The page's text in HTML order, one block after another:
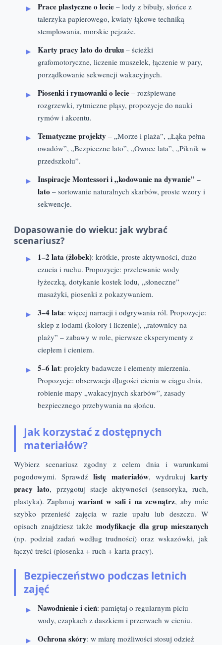
Prace plastyczne o lecie – lody z bibuły, słońce z
talerzyka papierowego, kwiaty łąkowe techniką
stemplowania, morskie pejzaże.
Karty pracy lato do druku – ścieżki
grafomotoryczne, liczenie muszelek, łączenie w pary,
porządkowanie sekwencji wakacyjnych.
Piosenki i rymowanki o lecie – rozśpiewane
rozgrzewki, rytmiczne pląsy, propozycje do nauki
rymów i akcentu.
Tematyczne projekty – „Morze i plaża”, „Łąka pełna
owadów”, „Bezpieczne lato”, „Owoce lata”, „Piknik w
przedszkolu”.
Inspiracje Montessori i „kodowanie na dywanie” –
lato – sortowanie naturalnych skarbów, proste wzory i
sekwencje.
Dopasowanie do wieku: jak wybrać
scenariusz?
1–2 lata (żłobek): krótkie, proste aktywności, dużo
czucia i ruchu. Propozycje: przelewanie wody
łyżeczką, dotykanie kostek lodu, „słoneczne”
masażyki, piosenki z pokazywaniem.
3–4 lata: więcej narracji i odgrywania ról. Propozycje:
sklep z lodami (kolory i liczenie), „ratownicy na
plaży” – zabawy w role, pierwsze eksperymenty z
ciepłem i cieniem.
5–6 lat: projekty badawcze i elementy mierzenia.
Propozycje: obserwacja długości cienia w ciągu dnia,
robienie mapy „wakacyjnych skarbów”, zasady
bezpiecznego przebywania na słońcu.
Jak korzystać z dostępnych
materiałów?
Wybierz scenariusz zgodny z celem dnia i warunkami
pogodowymi. Sprawdźlistę materiałów, wydrukujkarty
pracy lato, przygotuj stacje aktywności (sensoryka, ruch,
plastyka). Zaplanuj wariant w sali i na zewnątrz, aby móc
szybko przenieść zajęcia w razie upału lub deszczu. W
opisach znajdziesz także modyfikacje dla grup mieszanych
(np. podział zadań według trudności) oraz wskazówki, jak
łączyć treści (piosenka + ruch + karta pracy).
Bezpieczeństwo podczas letnich
zajęć
Nawodnienie i cień: pamiętaj o regularnym piciu
wody, czapkach z daszkiem i przerwach w cieniu.
Ochrona skóry: w miarę możliwości stosuj odzież